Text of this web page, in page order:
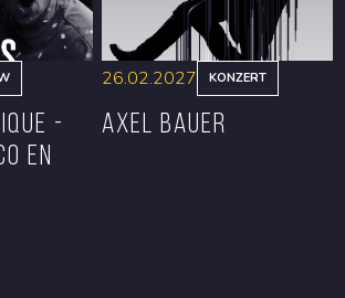
-
EN
26.02.2027 KONZERT
Axel Bauer